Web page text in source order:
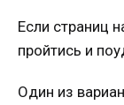
Если страниц
пройтись и
Один из